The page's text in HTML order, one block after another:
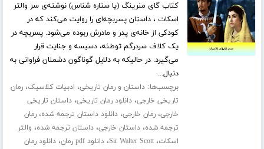
کتاب گای منرینگ (یا ستاره شناس) نوشته‌ی سر والتر
اسکات ، داستان پسربچه‌ای را روایت می‌کند که در
کودکی از خانه‌ی پدر و مادرش ربوده می‌شود. پسربچه در
یک کلاف سردرگم توطئه، دسیسه و جنایت قرار
می‌گیرد. در حالیکه به دلایل گوناگون دشمنان فراوانی به
دنبال...
برچسب‌ها:داستان و رمان تاریخی، ادبیات کلاسیک،رمان
تاریخی خارجی،دانلود رمان تاریخی،داستان تاریخی
خارجی،رمان خارجی،دانلود داستان ترجمه شده،رمان
ترجمه شده،داستان خارجی،داستان ترجمه شده، والتر
اسکات،Sir Walter Scott،دانلود pdf رمان ،دانلود رمان